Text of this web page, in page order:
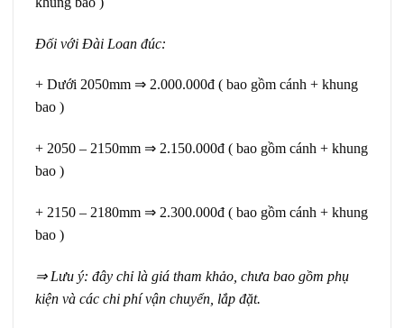
Đối với Đài Loan đúc:
+ Dưới 2050mm ⇒ 2.000.000đ ( bao gồm cánh + khung
bao )
+ 2050 – 2150mm ⇒ 2.150.000đ ( bao gồm cánh + khung
bao )
+ 2150 – 2180mm ⇒ 2.300.000đ ( bao gồm cánh + khung
bao )
⇒ Lưu ý: đây chỉ là giá tham khảo, chưa bao gồm phụ
kiện và các chi phí vận chuyển, lắp đặt.